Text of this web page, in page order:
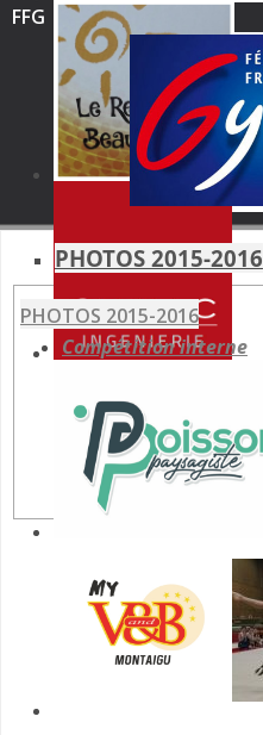
FFG
PHOTOS 2015-2016
PHOTOS 2015-2016
Compétition interne